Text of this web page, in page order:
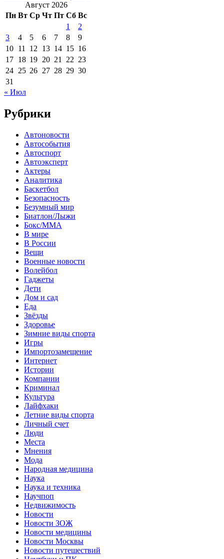
Август 2026
Пн Вт Ср Чт Пт Сб Вс
1
2
3
4 5 6 7 8
9
10 11 12 13 14 15 16
17 18 19 20 21 22 23
24 25 26 27 28 29 30
31
« Июл
Рубрики
Автоновости
Автособытия
Автоспорт
Автоэксперт
Актеры
Аналитика
Баскетбол
Безопасность
Безумный мир
Биатлон/Лыжи
Бокс/MMA
В мире
В России
Вещи
Военные новости
Волейбол
Гаджеты
Дети
Дом и сад
Еда
Звёзды
Здоровье
Зимние виды спорта
Игры
Импортозамещение
Интернет
Истории
Компании
Криминал
Культура
Лайфхаки
Летние виды спорта
Личный счет
Люди
Места
Мнения
Мода
Народная медицина
Наука
Наука и техника
Научпоп
Недвижимость
Новости
Новости ЗОЖ
Новости медицины
Новости Москвы
Новости путешествий